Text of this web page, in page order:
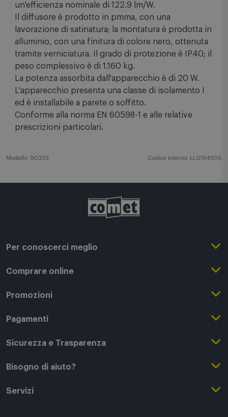
un'efficienza nominale di 122.9 lm/W.
Il diffusore è prodotto in pmma, con una
lavorazione di satinatura; la montatura è prodotta in
alluminio, con una finitura di colore nero, ottenuta
tramite verniciatura. Il grado di protezione è IP40; il
peso complessivo è di 1.160 kg.
La potenza assorbita dall'apparecchio è di 20 W.
L'apparecchio presenta una classe di isolamento I
ed è installabile a parete o soffitto.
Conforme alla norma EN 60598-1 e alle relative
prescrizioni particolari.
Modello: 90333 Codice interno: LLG16450S
Per conoscerci meglio
Il Gruppo Comet
Punti di forza
Comprare online
Registrati su Comet
Acquista Online
Servizi aggiuntivi di consegna
Promozioni
Outlet
Black Friday
Pagamenti
Modalità di pagamento
Finanziamenti online
Sicurezza e Trasparenza
Condizioni generali di vendita
Garanzia Legale
Bisogno di aiuto?
Segui il tuo ordine
Servizi